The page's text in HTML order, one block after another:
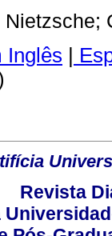
Nietzsche;
Inglês |
Revista